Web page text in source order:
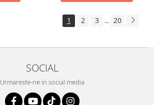
1 2 3 ... 20
SOCIAL
Urmareste-ne in social media